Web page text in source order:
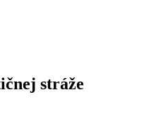
stráže